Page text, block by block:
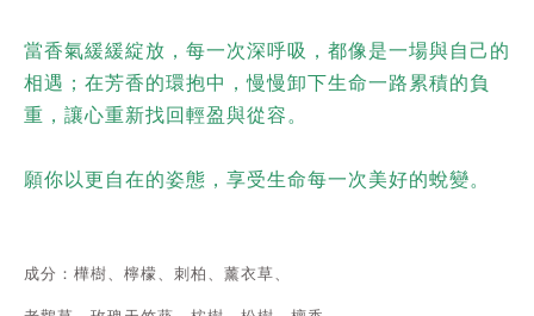
當香氣緩緩綻放，每一次深呼吸，都像是一場與自己的
相遇；在芳香的環抱中，慢慢卸下生命一路累積的負
重，讓心重新找回輕盈與從容。
願你以更自在的姿態，享受生命每一次美好的蛻變。
成分：樺樹、檸檬、刺柏、薰衣草、